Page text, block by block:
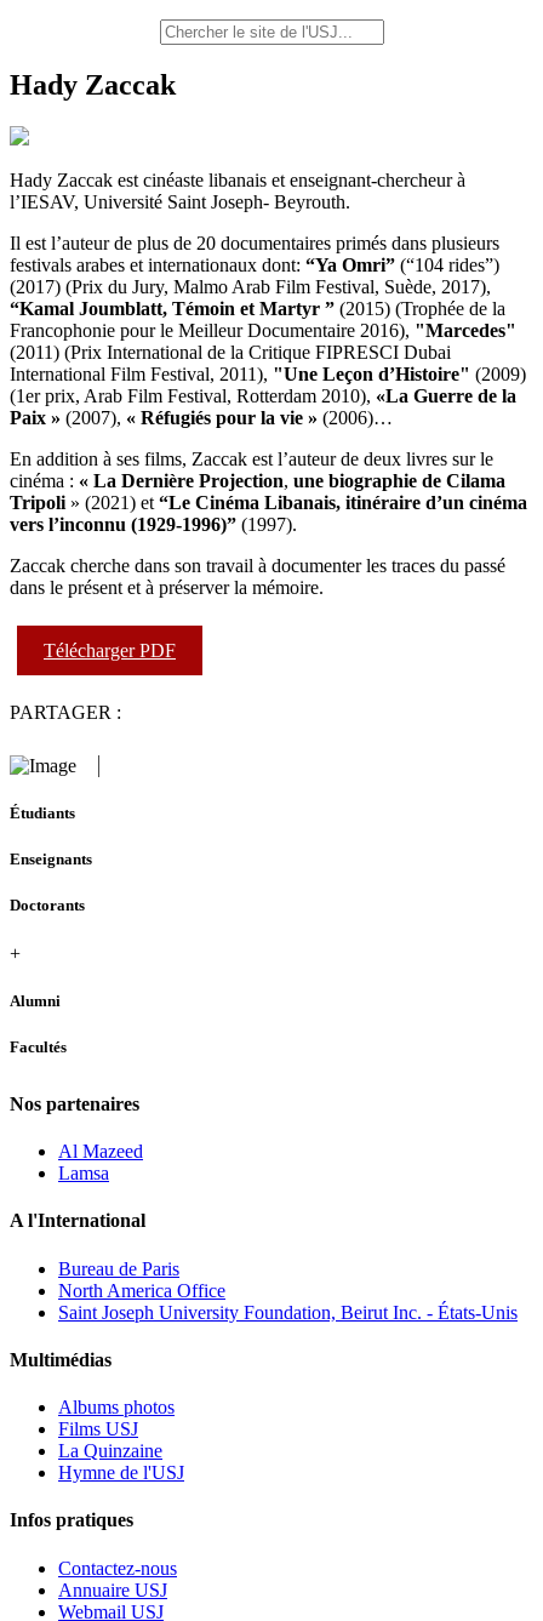
Hady Zaccak
Hady Zaccak est cinéaste libanais et enseignant-chercheur à
l’IESAV, Université Saint Joseph- Beyrouth.
Il est l’auteur de plus de 20 documentaires primés dans plusieurs
festivals arabes et internationaux dont: “Ya Omri” (“104 rides”)
(2017) (Prix du Jury, Malmo Arab Film Festival, Suède, 2017),
“Kamal Joumblatt, Témoin et Martyr ” (2015) (Trophée de la
Francophonie pour le Meilleur Documentaire 2016), "Marcedes"
(2011) (Prix International de la Critique FIPRESCI Dubai
International Film Festival, 2011), "Une Leçon d’Histoire" (2009)
(1er prix, Arab Film Festival, Rotterdam 2010), «La Guerre de la
Paix » (2007), « Réfugiés pour la vie » (2006)…
En addition à ses films, Zaccak est l’auteur de deux livres sur le
cinéma : « La Dernière Projection, une biographie de Cilama
Tripoli » (2021) et “Le Cinéma Libanais, itinéraire d’un cinéma
vers l’inconnu (1929-1996)” (1997).
Zaccak cherche dans son travail à documenter les traces du passé
dans le présent et à préserver la mémoire.
Télécharger PDF
PARTAGER :
Étudiants
Enseignants
Doctorants
+
Alumni
Facultés
Nos partenaires
Al Mazeed
Lamsa
A l'International
Bureau de Paris
North America Office
Saint Joseph University Foundation, Beirut Inc. - États-Unis
Multimédias
Albums photos
Films USJ
La Quinzaine
Hymne de l'USJ
Infos pratiques
Contactez-nous
Annuaire USJ
Webmail USJ